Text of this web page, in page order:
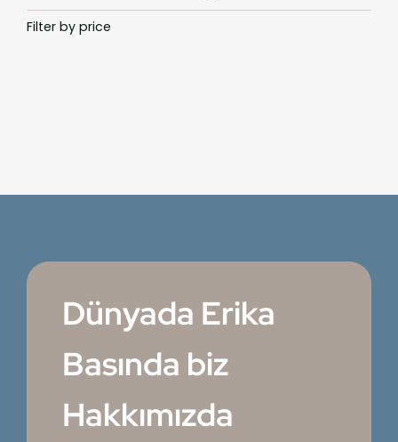
Filter by price
Dünyada Erika
Basında biz
Hakkımızda